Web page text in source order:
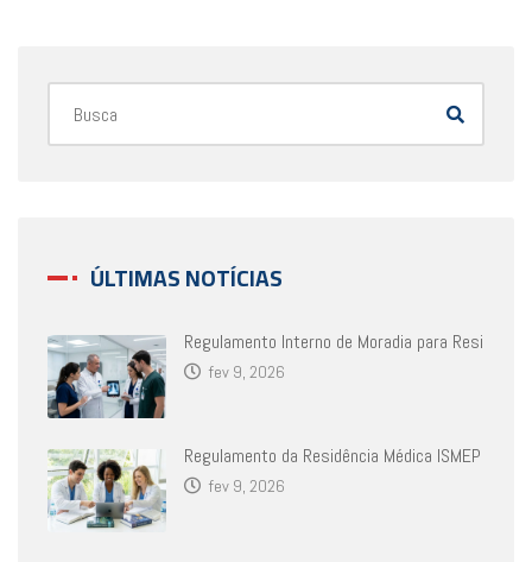
ÚLTIMAS NOTÍCIAS
Regulamento Interno de Moradia para Resi
fev 9, 2026
Regulamento da Residência Médica ISMEP
fev 9, 2026